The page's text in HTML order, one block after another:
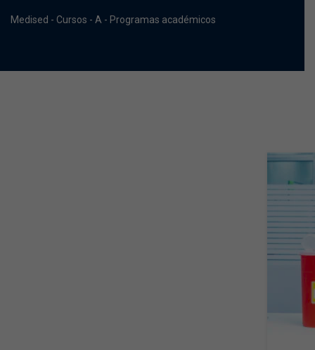
Medised - Cursos - A - Programas académicos